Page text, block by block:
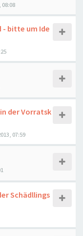
08:08
- bitte um Ide
der Vorratsk
07:59
Schädllings